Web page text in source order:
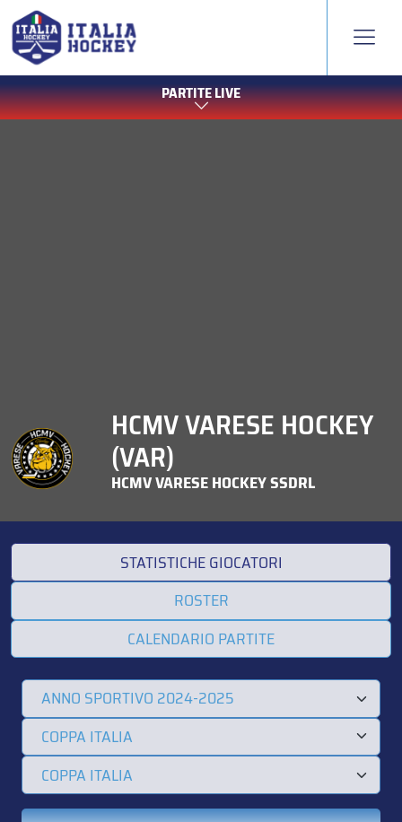
PARTITE LIVE
HCMV VARESE HOCKEY
(VAR)
HCMV VARESE HOCKEY SSDRL
STATISTICHE GIOCATORI
ROSTER
CALENDARIO PARTITE